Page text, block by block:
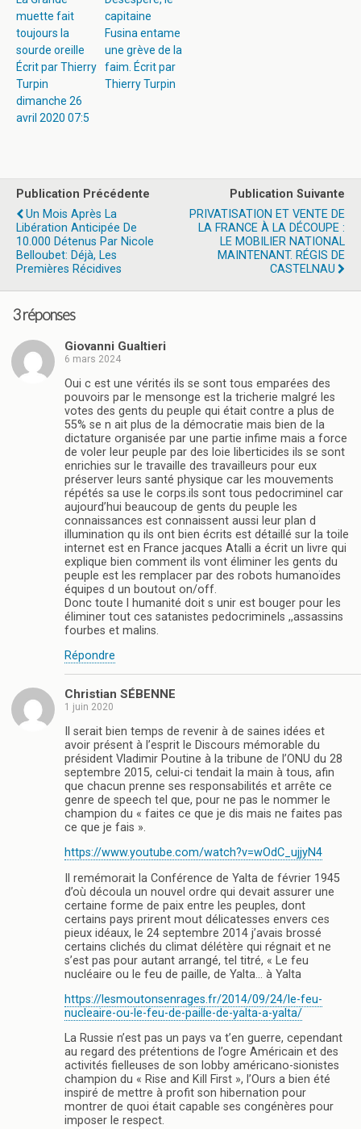
muette fait
toujours la
sourde oreille
Écrit par Thierry
Turpin
dimanche 26
avril 2020 07:5
capitaine
Fusina entame
une grève de la
faim. Écrit par
Thierry Turpin
Publication Précédente
Un Mois Après La
Libération Anticipée De
10.000 Détenus Par Nicole
Belloubet: Déjà, Les
Premières Récidives
Publication Suivante
PRIVATISATION ET VENTE DE
LA FRANCE À LA DÉCOUPE :
LE MOBILIER NATIONAL
MAINTENANT. RÉGIS DE
CASTELNAU
3 réponses
Giovanni Gualtieri
6 mars 2024
Oui c est une vérités ils se sont tous emparées des
pouvoirs par le mensonge est la tricherie malgré les
votes des gents du peuple qui était contre a plus de
55% se n ait plus de la démocratie mais bien de la
dictature organisée par une partie infime mais a force
de voler leur peuple par des loie liberticides ils se sont
enrichies sur le travaille des travailleurs pour eux
préserver leurs santé physique car les mouvements
répétés sa use le corps.ils sont tous pedocriminel car
aujourd’hui beaucoup de gents du peuple les
connaissances est connaissent aussi leur plan d
illumination qu ils ont bien écrits est détaillé sur la toile
internet est en France jacques Atalli a écrit un livre qui
explique bien comment ils vont éliminer les gents du
peuple est les remplacer par des robots humanoïdes
équipes d un boutout on/off.
Donc toute l humanité doit s unir est bouger pour les
éliminer tout ces satanistes pedocriminels ,,assassins
fourbes et malins.
Répondre
Christian SÉBENNE
1 juin 2020
Il serait bien temps de revenir à de saines idées et
avoir présent à l’esprit le Discours mémorable du
président Vladimir Poutine à la tribune de l’ONU du 28
septembre 2015, celui-ci tendait la main à tous, afin
que chacun prenne ses responsabilités et arrête ce
genre de speech tel que, pour ne pas le nommer le
champion du « faites ce que je dis mais ne faites pas
ce que je fais ».
https://www.youtube.com/watch?v=wOdC_ujjyN4
Il remémorait la Conférence de Yalta de février 1945
d’où découla un nouvel ordre qui devait assurer une
certaine forme de paix entre les peuples, dont
certains pays prirent mout délicatesses envers ces
pieux idéaux, le 24 septembre 2014 j’avais brossé
certains clichés du climat délétère qui régnait et ne
s’est pas pour autant arrangé, tel titré, « Le feu
nucléaire ou le feu de paille, de Yalta… à Yalta
https://lesmoutonsenrages.fr/2014/09/24/le-feu-
nucleaire-ou-le-feu-de-paille-de-yalta-a-yalta/
La Russie n’est pas un pays va t’en guerre, cependant
au regard des prétentions de l’ogre Américain et des
activités fielleuses de son lobby américano-sionistes
champion du « Rise and Kill First », l’Ours a bien été
inspiré de mettre à profit son hibernation pour
montrer de quoi était capable ses congénères pour
imposer le respect.